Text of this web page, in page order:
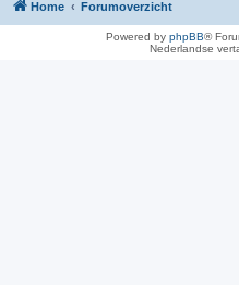
Home Forumoverzicht
Powered by phpBB®
Nederlandse